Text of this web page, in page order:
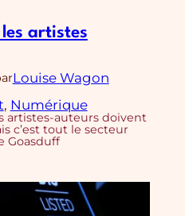
artistes
Louise Wagon
, Numérique
artistes-auteurs doivent
c’est tout le secteur
Goasduff